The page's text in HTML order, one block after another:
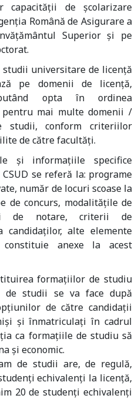
capacităţii de şcolarizare
Română de Asigurare a
Superior şi pe
studii universitare de licență
pe domenii de licență,
opta în ordinea
mai multe domenii /
studii, conform criteriilor
de către facultăți.
şi informaţiile specifice
se referă la: programe
număr de locuri scoase la
de concurs, modalităţile de
de notare, criterii de
candidaţilor, alte elemente
anexe la acest
formaţiilor de studiu
de studii se va face după
de către candidaţii
şi înmatriculaţi în cadrul
ca formaţiile de studiu să
şi economic.
de studii are, de regulă,
echivalenţi la licenţă,
20 de studenţi echivalenţi